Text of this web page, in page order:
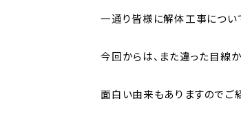
一通り皆様に解体工事につい
今回からは、また違った目線
面白い由来もありますのでご